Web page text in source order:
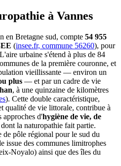
à Vannes
en Bretagne sud, compte 54 955
(insee.fr, commune 56260), pour
urbaine s'étend à plus de 84
de la première couronne, et
vieillissante — environ un
plus — et par un cadre de vie
, à une quinzaine de kilomètres
). Cette double caractéristique,
qualité de vie littorale, contribue à
approches d'hygiène de vie, de
la naturopathie fait partie.
de pôle régional pour le sud du
issue des communes limitrophes
Noyalo) ainsi que des îles du